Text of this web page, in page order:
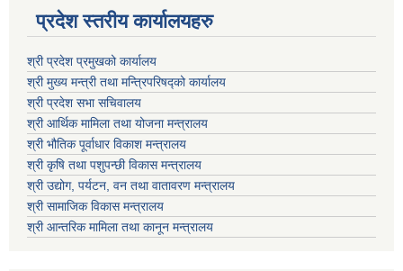
प्रदेश स्तरीय कार्यालयहरु
श्री प्रदेश प्रमुखको कार्यालय
श्री मुख्य मन्त्री तथा मन्त्रिपरिषद्को कार्यालय
श्री प्रदेश सभा सचिवालय
श्री आर्थिक मामिला तथा योजना मन्त्रालय
श्री भौतिक पूर्वाधार विकाश मन्त्रालय
श्री कृषि तथा पशुपन्छी विकास मन्त्रालय
श्री उद्योग, पर्यटन, वन तथा वातावरण मन्त्रालय
श्री सामाजिक विकास मन्त्रालय
श्री आन्तरिक मामिला तथा कानून मन्त्रालय